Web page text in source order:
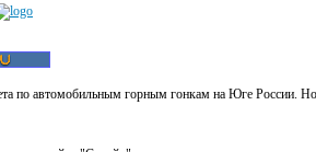
по автомобильным горным гонкам на Юге России.